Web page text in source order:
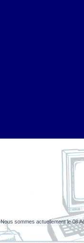
Nous sommes actuellement le 08